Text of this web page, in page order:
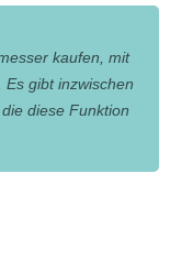
kaufen, mit
gibt inzwischen
diese Funktion